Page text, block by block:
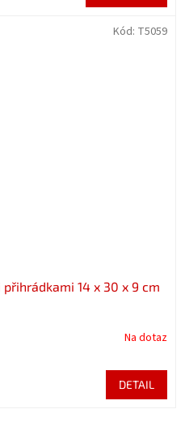
14 x 30 x 9 cm
Na dotaz
DETAIL
Kód: T5059